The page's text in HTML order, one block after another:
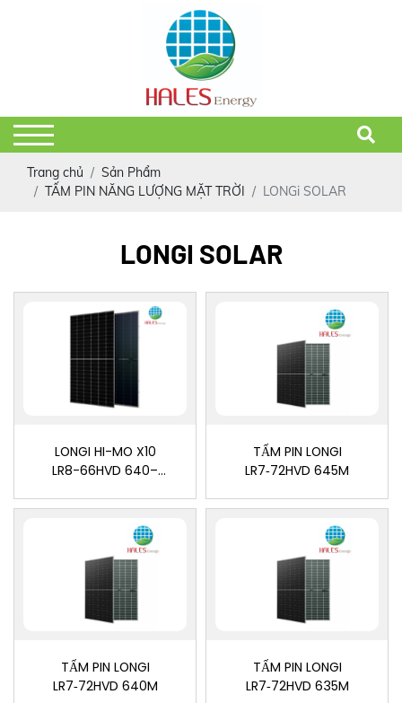
Trang chủ
Sản Phẩm
TẤM PIN NĂNG LƯỢNG MẶT TRỜI
LONGi SOLAR
LONGI SOLAR
LONGI HI-MO X10
LR8-66HVD 640–
TẤM PIN LONGI
LR7‑72HVD 645M
TẤM PIN LONGI
LR7‑72HVD 640M
TẤM PIN LONGI
LR7‑72HVD 635M